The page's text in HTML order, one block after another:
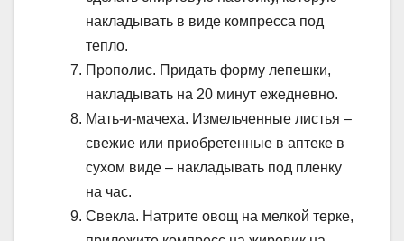
накладывать в виде компресса под
тепло.
Прополис. Придать форму лепешки,
накладывать на 20 минут ежедневно.
Мать-и-мачеха. Измельченные листья –
свежие или приобретенные в аптеке в
сухом виде – накладывать под пленку
на час.
Свекла. Натрите овощ на мелкой терке,